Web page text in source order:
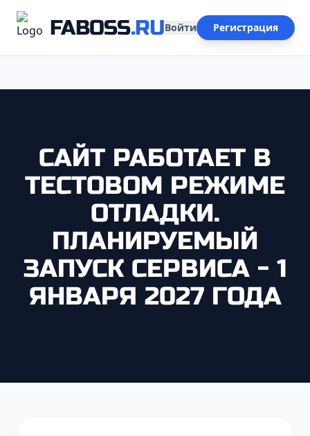
FABOSS.RUВойти Регистрация
САЙТ РАБОТАЕТ В
ТЕСТОВОМ РЕЖИМЕ
ОТЛАДКИ.
ПЛАНИРУЕМЫЙ
ЗАПУСК СЕРВИСА - 1
ЯНВАРЯ 2027 ГОДА